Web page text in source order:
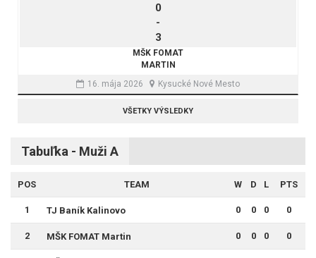
0
-
3
MŠK FOMAT
MARTIN
16. mája 2026
Kysucké Nové Mesto
VŠETKY VÝSLEDKY
Tabuľka - Muži A
POS TEAM W D L PTS
1 TJ Baník Kalinovo 0 0 0 0
2 MŠK FOMAT Martin 0 0 0 0